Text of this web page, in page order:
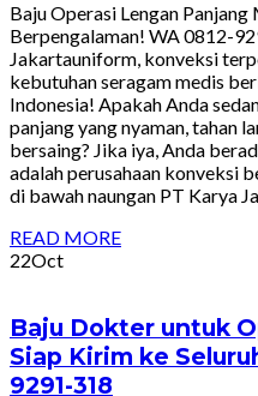
Baju Operasi Lengan
Berpengalaman! WA 0812-
Jakartauniform, konveksi
kebutuhan seragam medis
Indonesia! Apakah Anda
panjang yang nyaman, tahan
bersaing? Jika iya, Anda
adalah perusahaan konveksi
di bawah naungan PT Karya
READ MORE
22Oct
Baju Dokter untuk
Siap Kirim ke
9291-318